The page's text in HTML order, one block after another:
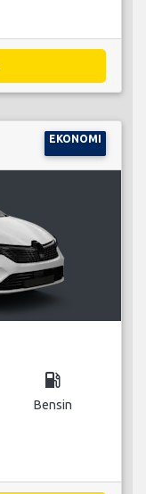
EKONOMI
local_gas_station
Bensin